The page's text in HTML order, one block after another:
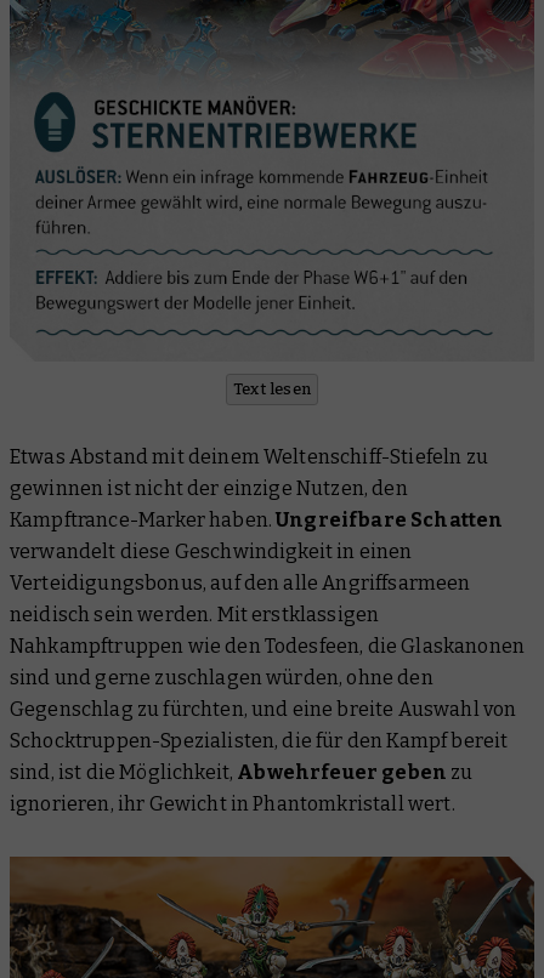
Text lesen
Etwas Abstand mit deinem Weltenschiff-Stiefeln zu
gewinnen ist nicht der einzige Nutzen, den
Kampftrance-Marker haben.Ungreifbare Schatten
verwandelt diese Geschwindigkeit in einen
Verteidigungsbonus, auf den alle Angriffsarmeen
neidisch sein werden. Mit erstklassigen
Nahkampftruppen wie den Todesfeen, die Glaskanonen
sind und gerne zuschlagen würden, ohne den
Gegenschlag zu fürchten, und eine breite Auswahl von
Schocktruppen-Spezialisten, die für den Kampf bereit
sind, ist die Möglichkeit, Abwehrfeuer geben zu
ignorieren, ihr Gewicht in Phantomkristall wert.